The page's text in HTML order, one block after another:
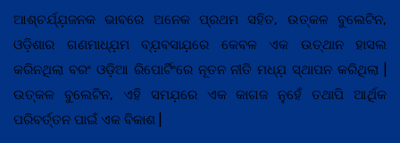
ଆଶ୍ଚର୍ଯ୍ଯ଼ଜନକ ଭାବରେ ଅନେକ ପ୍ରଥମ ସହିତ, ଉତ୍କଳ ବୁଲେଟିନ,
ଓଡ଼ିଶାର ଗଣମାଧ୍ଯ଼ମ ବ୍ଯ଼ବସାଯ଼ରେ କେବଳ ଏକ ଉତ୍ଥାନ ହାସଲ
କରିନଥିଲା ବରଂ ଓଡ଼ିଆ ରିପୋର୍ଟିଂରେ ନୂତନ ନୀତି ମଧ୍ଯ଼ ସ୍ଥାପନ କରିଥିଲା |
ଉତ୍କଳ ବୁଲେଟିନ, ଏହି ସମଯ଼ରେ ଏକ କାଗଜ ନୁହେଁ ତଥାପି ଆର୍ଥିକ
ପରିବର୍ତ୍ତନ ପାଇଁ ଏକ ବିକାଶ |